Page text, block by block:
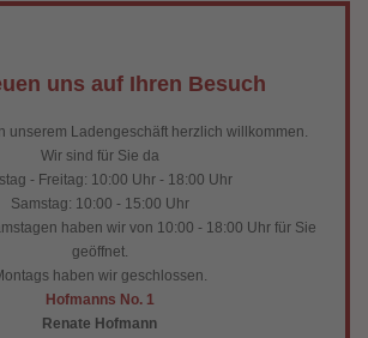
uns auf Ihren Besuch
unserem Ladengeschäft herzlich willkommen.
Wir sind für Sie da
- Freitag: 10:00 Uhr - 18:00 Uhr
Samstag: 10:00 - 15:00 Uhr
haben wir von 10:00 - 18:00 Uhr für Sie
geöffnet.
haben wir geschlossen.
Hofmanns No. 1
Renate Hofmann